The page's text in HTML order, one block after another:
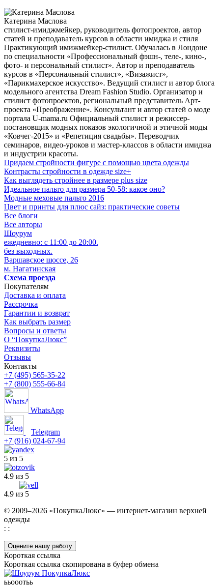
Катерина Маслова
стилист-имиджмейкер, руководитель фотопроектов, автор
статей и преподаватель курсов в области имиджа и стиля
Практикующий имижмейкер-стилист. Обучалась в Лондоне
по специальности «Профессиональный фэшн-, теле-, кино-,
фото- и персональный стилист». Автор и преподаватель
курсов в «Персональный стилист», «Визажист»,
«Парикмахерское искусство». Ведущий стилист и автор блога
модельного агентства Dream Fashion Studio. Организатор и
стилист фотопроектов, региональный представитель Арт-
проекта «Преображение». Консультант и автор статей о моде
портала U-mama.ru Официальный стилист и режиссер-
постановщик модных показов экологичной и этичной моды
«Ковчег-2015» и «Репетиция свадьбы». Переводчик
семинаров, видео-уроков и мастер-классов в области имиджа
и индустрии красоты.
Придаем стройности фигуре с помощью цвета одежды
Контрасты стройности в одежде size+
Как выглядеть стройнее в размере plus size
Идеальное пальто для размера 50-58: какое оно?
Модные меховые пальто 2016
Цвет и принты для плюс сайз: практические советы
Все блоги
Все авторы
Шоурум
ежедневно: с 11:00 до 20:00.
без выходных.
Варшавское шоссе, 26
м. Нагатинская
Схема проезда
Покупателям
Доставка и оплата
Рассрочка
Гарантии и возврат
Как выбрать размер
Вопросы и ответы
О “ПокупкаЛюкс”
Реквизиты
Отзывы
Контакты
+7 (495) 565-35-22
+7 (800) 555-66-84
WhatsApp
Telegram
+7 (916) 024-67-94
5 из 5
4.9 из 5
4.9 из 5
© 2009–2026 «ПокупкаЛюкс» — интернет-магазин верхней
одежды
: :
Оцените нашу работу
Короткая ссылка
Короткая ссылка скопирована в буфер обмена
ььооотьь